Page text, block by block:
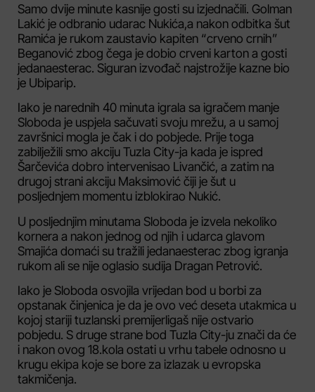
Samo dvije minute kasnije gosti su izjednačili. Golman
Lakić je odbranio udarac Nukića,a nakon odbitka šut
Ramića je rukom zaustavio kapiten “crveno crnih”
Beganović zbog čega je dobio crveni karton a gosti
jedanaesterac. Siguran izvođač najstrožije kazne bio
je Ubiparip.
Iako je narednih 40 minuta igrala sa igračem manje
Sloboda je uspjela sačuvati svoju mrežu, a u samoj
završnici mogla je čak i do pobjede. Prije toga
zabilježili smo akciju Tuzla City-ja kada je ispred
Šarčevića dobro intervenisao Livančić, a zatim na
drugoj strani akciju Maksimović čiji je šut u
posljednjem momentu izblokirao Nukić.
U posljednjim minutama Sloboda je izvela nekoliko
kornera a nakon jednog od njih i udarca glavom
Smajića domaći su tražili jedanaesterac zbog igranja
rukom ali se nije oglasio sudija Dragan Petrović.
Iako je Sloboda osvojila vrijedan bod u borbi za
opstanak činjenica je da je ovo već deseta utakmica u
kojoj stariji tuzlanski premijerligaš nije ostvario
pobjedu. S druge strane bod Tuzla City-ju znači da će
i nakon ovog 18.kola ostati u vrhu tabele odnosno u
krugu ekipa koje se bore za izlazak u evropska
takmičenja.